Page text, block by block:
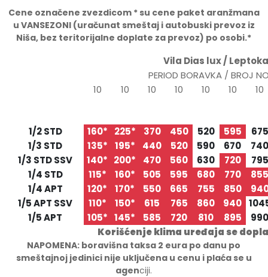
Cene označene zvezdicom * su cene paket aranžmana
u VANSEZONI (uračunat smeštaj i autobuski prevoz iz
Niša, bez teritorijalne doplate za prevoz) po osobi.*
Vila Dias lux /
PERIOD BORAVKA / BROJ
10
10 10 10 10 10
10
1/2 STD
160* 225* 370 450 520 595
675
1/3 STD
135* 195* 440 520 590 670
1/3 STD SSV
140* 200* 470 560 630 720
795
1/4 STD
115* 160* 505 595 680 770
1/4 APT
120* 170* 550 665 755 850
1/5 APT SSV
110* 150* 615 765 860 940
1/5 APT
105* 145* 585 720 810 895
Korišćenje klima uređaja se
NAPOMENA: boravišna taksa 2 eura po danu po
smeštajnoj jedinici nije uključena u cenu i plaća se u
agenciji.